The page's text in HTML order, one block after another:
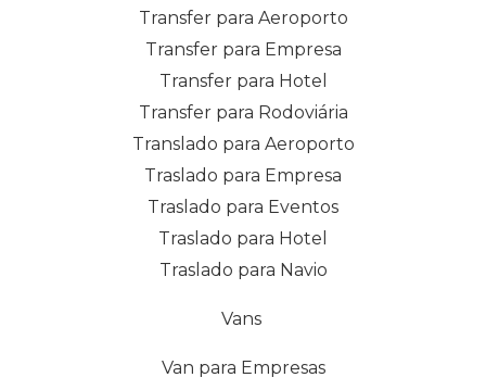
Transfer para Aeroporto
Transfer para Empresa
Transfer para Hotel
Transfer para Rodoviária
Translado para Aeroporto
Traslado para Empresa
Traslado para Eventos
Traslado para Hotel
Traslado para Navio
Vans
Van para Empresas